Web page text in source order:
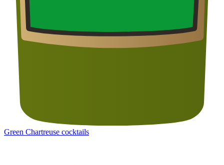
Green Chartreuse cocktails